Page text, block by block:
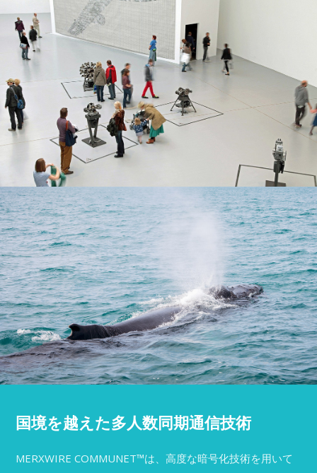
国境を越えた多人数同期通信技術
MERXWIRE COMMUNET™は、高度な暗号化技術を用いて